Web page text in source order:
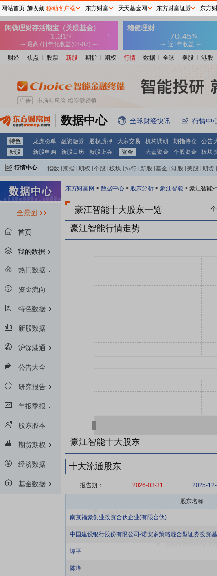
财经 焦点 股票 新股 期指 期权 行情 数据 全球 美股 港股
数据中心 全球财经快讯 行情中
特色 龙虎榜单 融资融券 股权质押 大宗交易 机构调研 期指持仓
公告
新股
新股申购 新股日历 新股上会 资金 大盘资金 个股资金 板块
行情中心 指数 期指 期权 个股 板块 排行 新股 基金 港股 美股 期货
全景图
首页
我的数据
热门数据
资金流向
特色数据
新股数据
沪深港通
公告大全
研究报告
年报季报
股东股本
期货期权
经济数据
基金数据
东方财富网 > 数据中心 > 股东分析 > 豪江智能 > 豪江智能-
豪江智能十大股东一览
豪江智能行情走势
豪江智能十大股东
十大流通股东
报告期： 2026-03-31 2025-
股东名称
南京福豪创业投资合伙企业(有限合伙)
中国建设银行股份有限公司-诺安多策略混合型证券投资
谭平
陈峰
网站首页 加收藏 移动客户端 东方财富 天天基金网 东方财富证券 东方